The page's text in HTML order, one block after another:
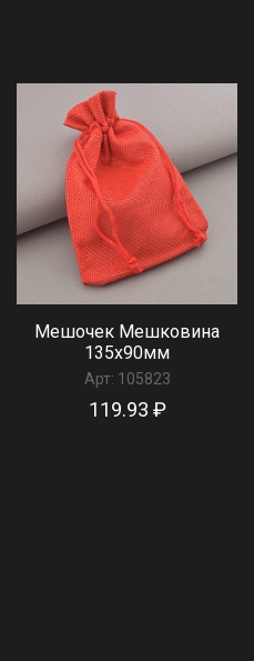
Мешочек Мешковина
135x90мм
Арт: 105823
119.93 ₽